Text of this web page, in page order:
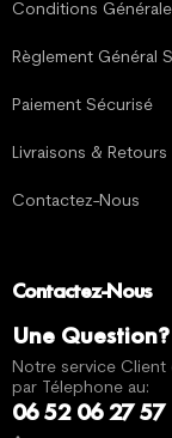
Conditions
Règlement Général
Paiement Sécurisé
Livraisons & Retours
Contactez-Nous
Contactez-Nous
Une Question?
Notre service
par Télephone au:
06 52 06 27 57